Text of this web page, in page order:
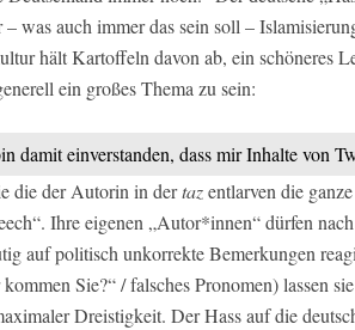
– was auch immer das sein soll –
hält Kartoffeln davon ab, ein schöneres
ein großes Thema zu sein:
damit einverstanden, dass mir Inhalte von
die der Autorin in dertazentlarven die
Ihre eigenen „Autor*innen“ dürfen
auf politisch unkorrekte Bemerkungen
Sie?“ / falsches Pronomen) lassen
Dreistigkeit. Der Hass auf die